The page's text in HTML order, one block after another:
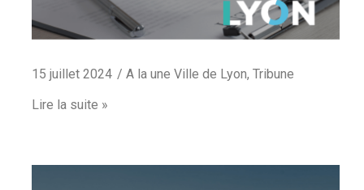
15 juillet 2024 A la une Ville de Lyon, Tribune
Lire la suite »